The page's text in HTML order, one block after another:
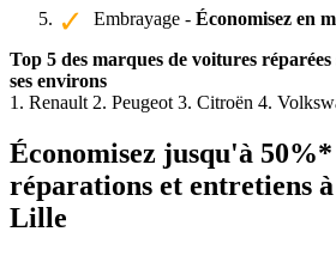
Embrayage - Économisez en
Top 5 des marques de voitures
ses environs
1. Renault 2. Peugeot 3. Citroën 4.
Économisez jusqu'à
réparations et entretiens
Lille